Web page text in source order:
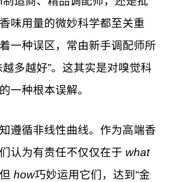
味用量的微妙科学都至关重
一种误区，常由新手调配师所
多越好”。这其实是对嗅觉科
一种根本误解。
遵循非线性曲线。作为高端香
认为有责任不仅仅在于 what
how巧妙运用它们，达到“金